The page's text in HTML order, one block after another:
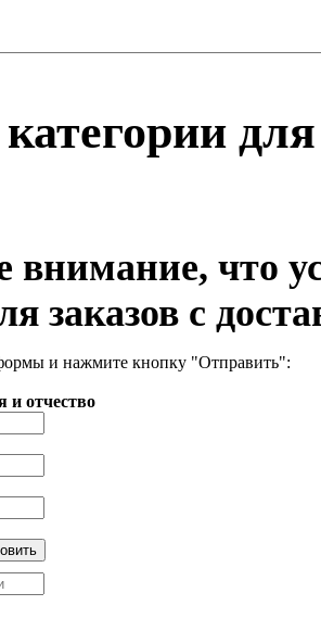
внимание, что
заказов с
и нажмите кнопку "Отправить":
отчество